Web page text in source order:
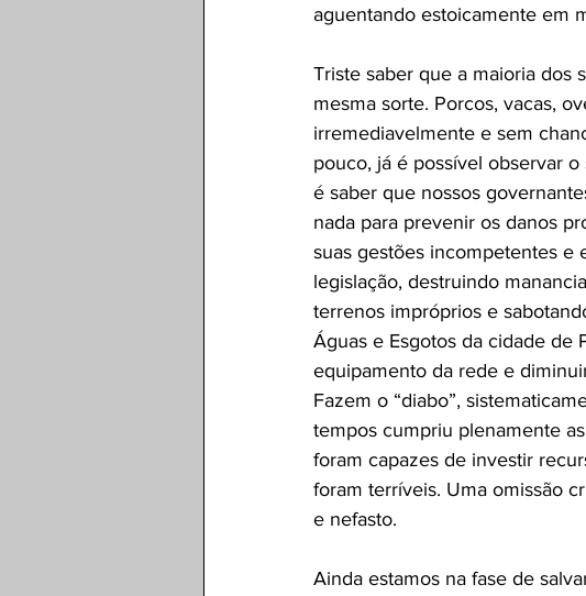
aguentando estoicamente em
Triste saber que a maioria dos
mesma sorte. Porcos, vacas,
irremediavelmente e sem
pouco, já é possível observar
é saber que nossos
nada para prevenir os danos
suas gestões incompetentes e
legislação, destruindo
terrenos impróprios e
Águas e Esgotos da cidade de
equipamento da rede e
Fazem o “diabo”,
tempos cumpriu plenamente
foram capazes de investir
foram terríveis. Uma omissão
e nefasto.
Ainda estamos na fase de